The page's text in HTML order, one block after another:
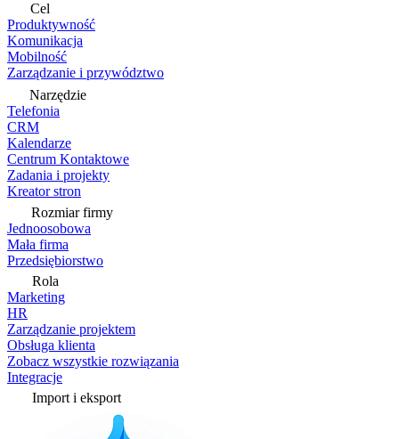
Cel
Produktywność
Komunikacja
Mobilność
Zarządzanie i przywództwo
Narzędzie
Telefonia
CRM
Kalendarze
Centrum Kontaktowe
Zadania i projekty
Kreator stron
Rozmiar firmy
Jednoosobowa
Mała firma
Przedsiębiorstwo
Rola
Marketing
HR
Zarządzanie projektem
Obsługa klienta
Zobacz wszystkie rozwiązania
Integracje
Import i eksport